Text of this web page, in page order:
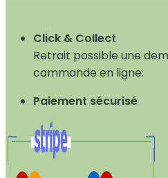
Click & Collect
Retrait possible une
commande en ligne.
Paiement sécurisé